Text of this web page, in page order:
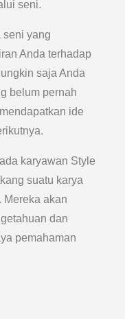
seni.
seni yang
Anda terhadap
saja Anda
belum pernah
ide
karyawan Style
suatu karya
Mereka akan
dan
pemahaman